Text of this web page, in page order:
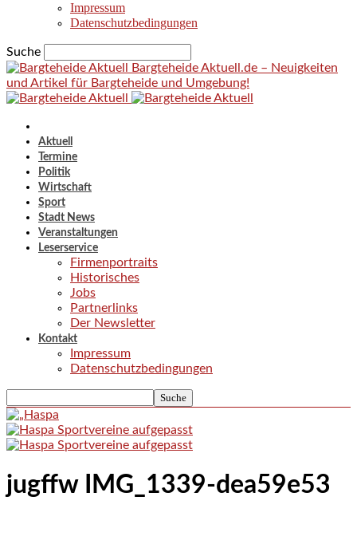
Impressum
Datenschutzbedingungen
Suche
Bargteheide Aktuell.de – Neuigkeiten
und Artikel für Bargteheide und Umgebung!
Aktuell
Termine
Politik
Wirtschaft
Sport
Stadt News
Veranstaltungen
Leserservice
Firmenportraits
Historisches
Jobs
Partnerlinks
Der Newsletter
Kontakt
Impressum
Datenschutzbedingungen
jugffw IMG_1339-dea59e53